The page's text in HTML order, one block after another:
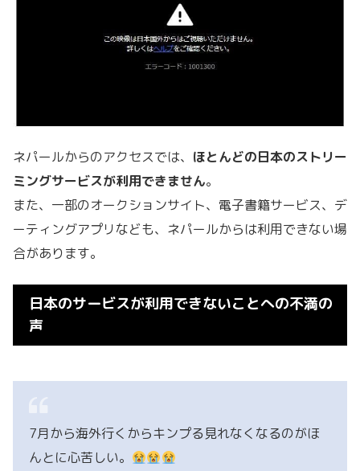
ネパールからのアクセスでは、 ほとんどの日本のストリー
ミングサービスが利用できません。
また、一部のオークションサイト、電子書籍サービス、デ
ーティングアプリなども、ネパールからは利用できない場
合があります。
日本のサービスが利用できないことへの不満の
声
7月から海外行くからキンプる見れなくなるのがほ
んとに心苦しい。